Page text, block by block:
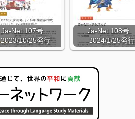
Ja-Net 107号
2023/10/25発行
Ja-Net 108号
2024/1/25発行